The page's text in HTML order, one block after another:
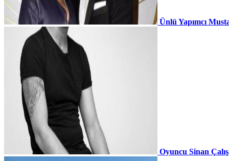
Ünlü Yapımcı
Oyuncu Sinan